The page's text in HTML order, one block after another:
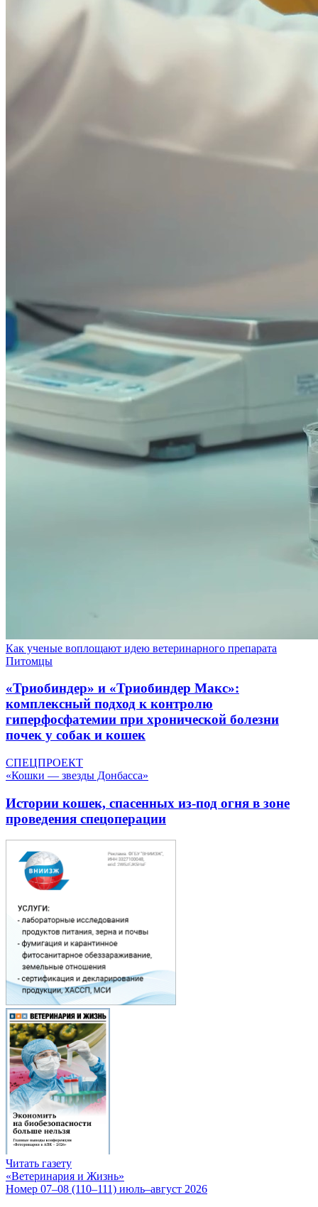
Как ученые воплощают идею ветеринарного препарата
Питомцы
«Триобиндер» и «Триобиндер Макс»:
комплексный подход к контролю
гиперфосфатемии при хронической болезни
почек у собак и кошек
СПЕЦПРОЕКТ
«Кошки — звезды Донбасса»
Истории кошек, спасенных из-под огня в зоне
проведения спецоперации
Читать газету
«Ветеринария и Жизнь»
Номер 07–08 (110–111) июль–август 2026